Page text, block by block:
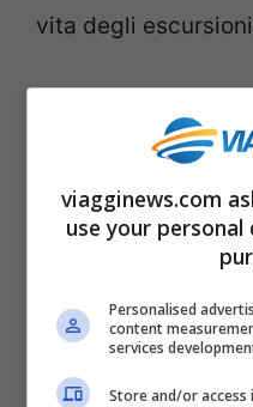
vita degli
la società delle
vendita di
via normale alla
stesso tempo,
alpine di
sospendere le
viagginews.com
use your
Personalised
content
services
Store and/or